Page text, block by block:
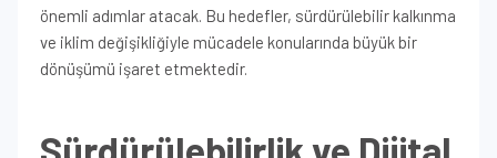
önemli adımlar atacak. Bu hedefler, sürdürülebilir kalkınma
ve iklim değişikliğiyle mücadele konularında büyük bir
dönüşümü işaret etmektedir.